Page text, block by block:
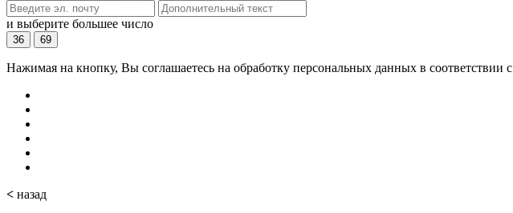
и выберите большее число
36 69
Нажимая на кнопку, Вы соглашаетесь на обработку персональных данных в соответствии с
< назад